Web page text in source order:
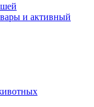
и активный